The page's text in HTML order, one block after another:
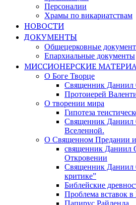
Персоналии
Храмы по викариатствам
НОВОСТИ
ДОКУМЕНТЫ
Общецерковные
Епархиальные документы
МИССИОНЕРСКИЕ
О Боге Творце
Священник Даниил
Протоиерей
О творении мира
Гипотеза
Священник Даниил
Вселенной.
О Священном Предании
священник Даниил
Откровении
Священник Даниил
критике”
Библейские
Проблема вставок